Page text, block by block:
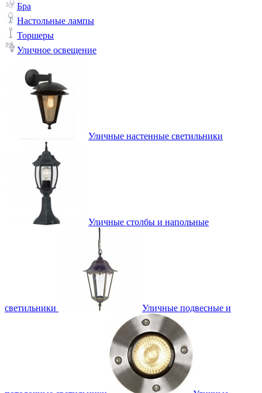
Бра
Настольные лампы
Торшеры
Уличное освещение
Уличные настенные светильники
Уличные столбы и напольные
светильники Уличные подвесные и